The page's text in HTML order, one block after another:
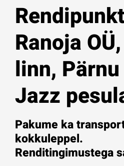
Ranoja
linn,
Jazz
Pakume ka
kokkuleppel.
Renditingimustega